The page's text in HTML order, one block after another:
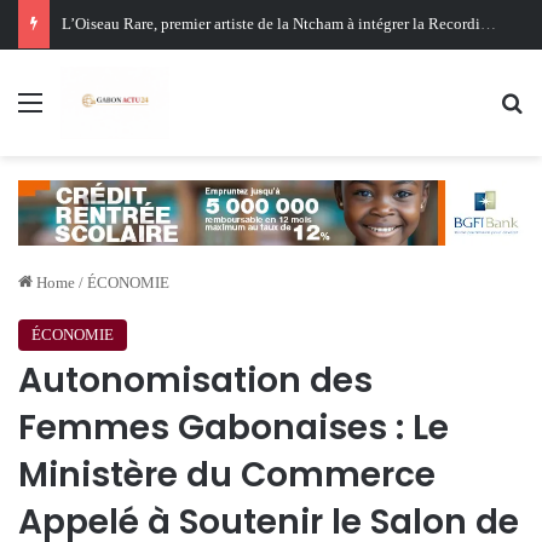
Menu
Home / ÉCONOMIE
ÉCONOMIE
Autonomisation des
Femmes Gabonaises : Le
Ministère du Commerce
Appelé à Soutenir le Salon de